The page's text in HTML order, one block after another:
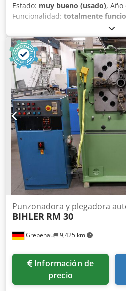
Estado: muy bueno (usado),
Funcionalidad: totalmente
por BIHLER en 1997
1 pieza pinza alimentación
izquierda 1 pieza prensa
levas 3 unidades de carro
estrecho 1 eje de control Rango
grosor del alambre: 0,5 - 3,5 mm
mm Longitud de avance: hasta
250/min.
Grebenau 9,425 km
Punzonadora y plegadora
BIHLER RM 30
Información de
precio